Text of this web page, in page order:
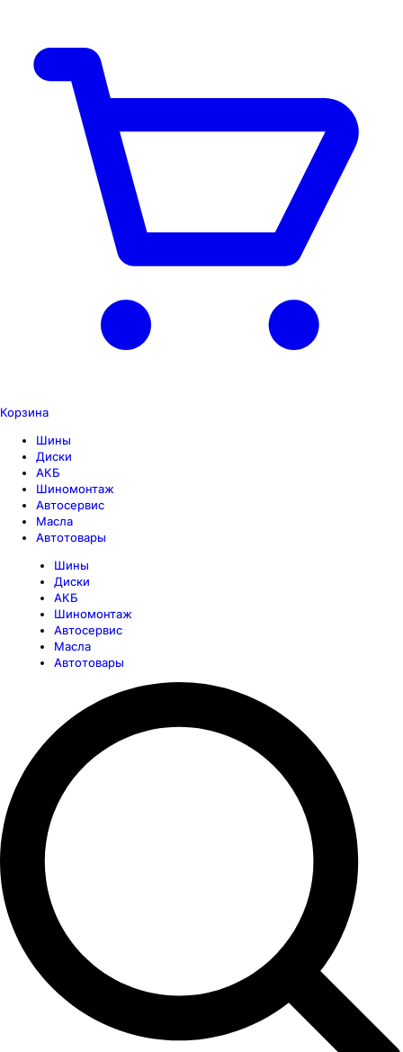
Корзина
Шины
Диски
АКБ
Шиномонтаж
Автосервис
Масла
Автотовары
Шины
Диски
АКБ
Шиномонтаж
Автосервис
Масла
Автотовары